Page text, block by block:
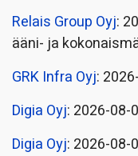
Relais Group Oyj:
ääni- ja
GRK Infra Oyj:
Digia Oyj: 2026-08-
Digia Oyj: 2026-08-